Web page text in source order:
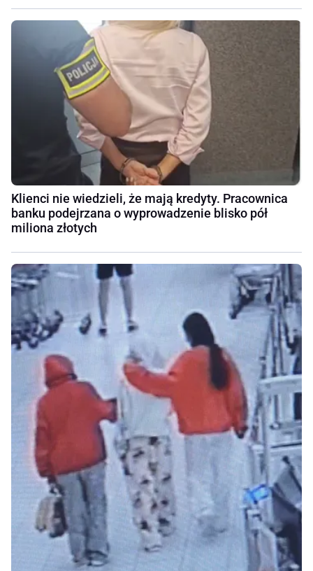
Klienci nie wiedzieli, że mają kredyty. Pracownica
banku podejrzana o wyprowadzenie blisko pół
miliona złotych